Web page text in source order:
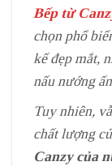
Bếp từ
chọn phổ
kế đẹp mắt,
nấu nướng
Tuy nhiên,
chất lượng
Canzy của